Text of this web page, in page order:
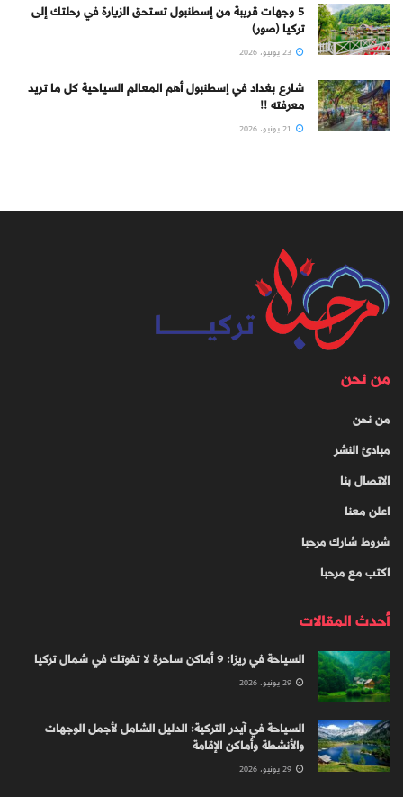
5 وجهات قريبة من إسطنبول تستحق الزيارة في رحلتك إلى
تركيا (صور)
23 يونيو، 2026
شارع بغداد في إسطنبول أهم المعالم السياحية كل ما تريد
معرفته !!
21 يونيو، 2026
من نحن
من نحن
مبادئ النشر
الاتصال بنا
اعلن معنا
شروط شارك مرحبا
اكتب مع مرحبا
أحدث المقالات
السياحة في ريزا: 9 أماكن ساحرة لا تفوتك في شمال تركيا
29 يونيو، 2026
السياحة في آيدر التركية: الدليل الشامل لأجمل الوجهات
والأنشطة وأماكن الإقامة
29 يونيو، 2026